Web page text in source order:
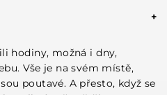
hodiny, možná i dny,
Vše je na svém místě,
poutavé. A přesto, když se